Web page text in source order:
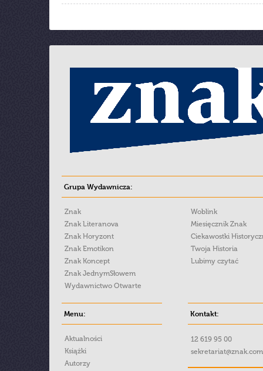
Grupa Wydawnicza:
Znak
Znak Literanova
Znak Horyzont
Znak Emotikon
Znak Koncept
Znak JednymSłowem
Wydawnictwo Otwarte
Woblink
Miesięcznik Znak
Ciekawostki
Twoja Historia
Lubimy czytać
Menu:
Aktualności
Książki
Autorzy
Kontakt:
12 619 95 00